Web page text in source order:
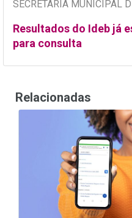
SECRETARIA MUNICIPAL
Resultados do Ideb já
para consulta
Relacionadas